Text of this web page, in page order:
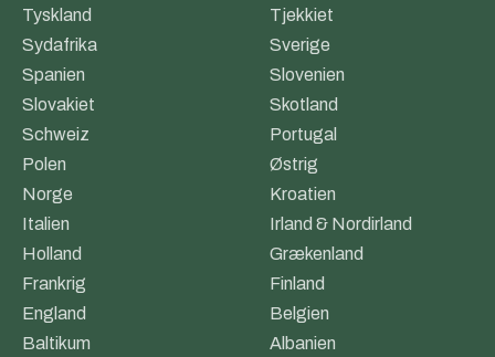
Tyskland
Tjekkiet
Sydafrika
Sverige
Spanien
Slovenien
Slovakiet
Skotland
Schweiz
Portugal
Polen
Østrig
Norge
Kroatien
Italien
Irland & Nordirland
Holland
Grækenland
Frankrig
Finland
England
Belgien
Baltikum
Albanien